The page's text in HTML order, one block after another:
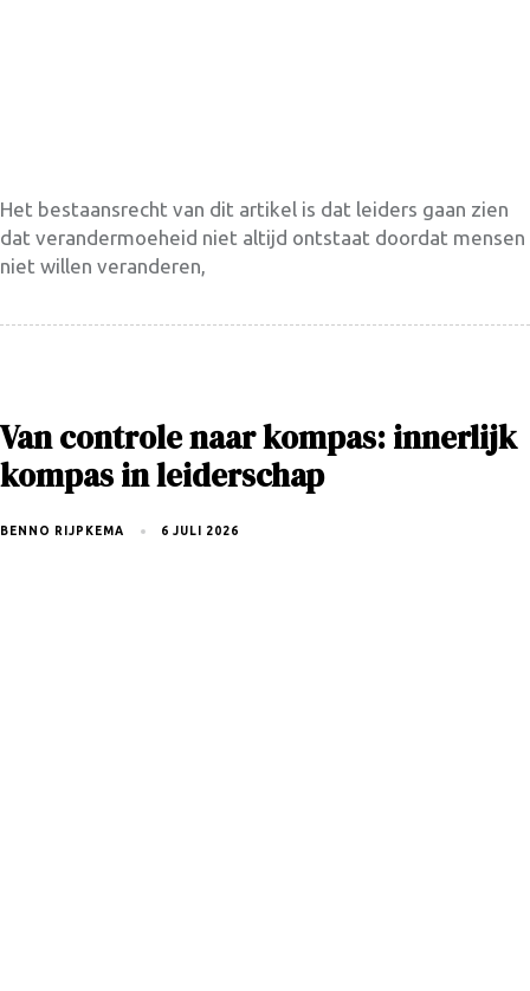
Het bestaansrecht van dit artikel is dat leiders gaan zien
dat verandermoeheid niet altijd ontstaat doordat mensen
niet willen veranderen,
Van controle naar kompas: innerlijk
kompas in leiderschap
BENNO RIJPKEMA 6 JULI 2026